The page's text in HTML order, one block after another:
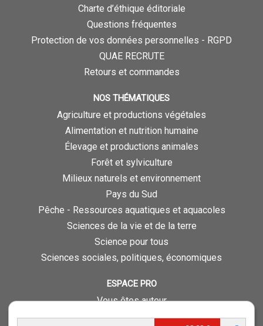
Charte d’éthique éditoriale
Questions fréquentes
Protection de vos données personnelles - RGPD
QUAE RECRUTE
Retours et commandes
NOS THÉMATIQUES
Agriculture et productions végétales
Alimentation et nutrition humaine
Élevage et productions animales
Forêt et sylviculture
Milieux naturels et environnement
Pays du Sud
Pêche - Ressources aquatiques et aquacoles
Sciences de la vie et de la terre
Science pour tous
Sciences sociales, politiques, économiques
ESPACE PRO
Vous êtes auteur
Vous êtes journaliste